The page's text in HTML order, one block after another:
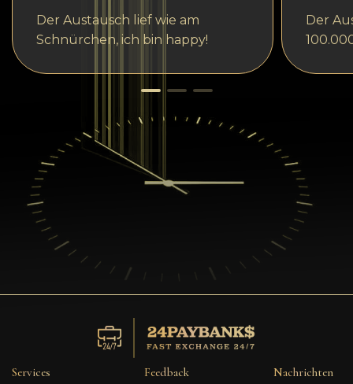
Der Austausch lief wie am
Schnürchen, ich bin happy!
Der
Services Feedback Nachrichten